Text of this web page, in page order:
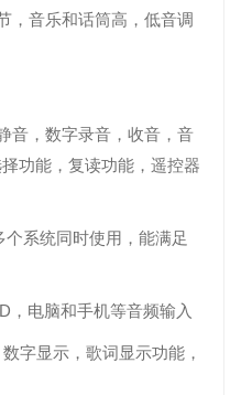
，音乐和话筒高，低音调
音，数字录音，收音，音
功能，复读功能，遥控器
系统同时使用，能满足
，电脑和手机等音频输入
字显示，歌词显示功能，